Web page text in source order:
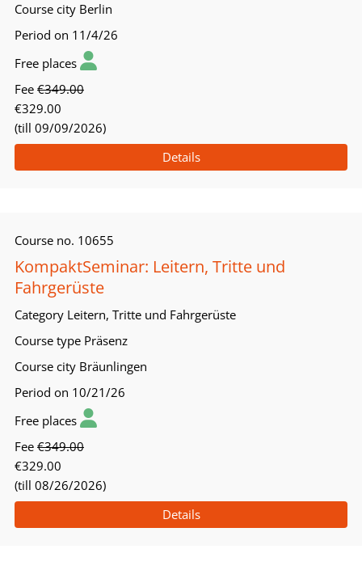
Course city Berlin
Period on 11/4/26
Free places
Fee €349.00
€329.00
(till 09/09/2026)
Details
Course no. 10655
KompaktSeminar: Leitern, Tritte und
Fahrgerüste
Category Leitern, Tritte und Fahrgerüste
Course type Präsenz
Course city Bräunlingen
Period on 10/21/26
Free places
Fee €349.00
€329.00
(till 08/26/2026)
Details